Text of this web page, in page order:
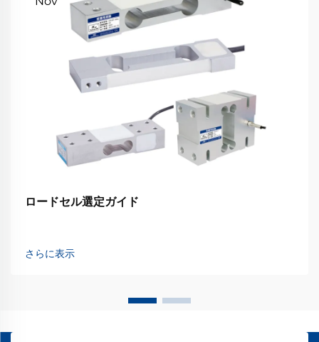
ロードセル選定ガイド
さらに表示